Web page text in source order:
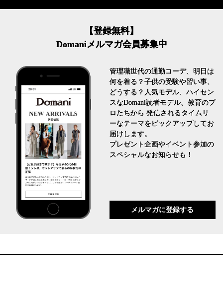
【登録無料】
Domaniメルマガ会員募集中
管理職世代の通勤コーデ、明日は
何を着る？子供の受験や習い事、
どうする？人気モデル、ハイセン
スなDomani読者モデル、教育のプ
ロたちから 発信されるタイムリ
ーなテーマをピックアップしてお
届けします。
プレゼント企画やイベント参加の
スペシャルなお知らせも！
メルマガに登録する